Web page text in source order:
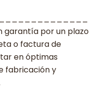
garantía por un plazo
o factura de
en óptimas
fabricación y